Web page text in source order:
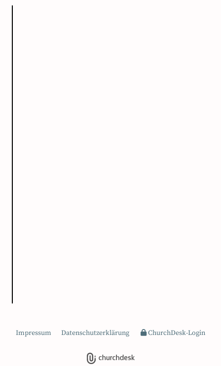
Impressum Datenschutzerklärung ChurchDesk-Login